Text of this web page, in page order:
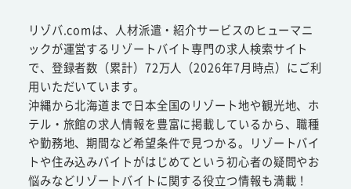
リゾバ.comは、人材派遣・紹介サービスのヒューマニ
ックが運営するリゾートバイト専門の求人検索サイト
で、登録者数（累計）72万人（2026年7月時点）にご利
用いただいています。
沖縄から北海道まで日本全国のリゾート地や観光地、ホ
テル・旅館の求人情報を豊富に掲載しているから、職種
や勤務地、期間など希望条件で見つかる。リゾートバイ
トや住み込みバイトがはじめてという初心者の疑問やお
悩みなどリゾートバイトに関する役立つ情報も満載！